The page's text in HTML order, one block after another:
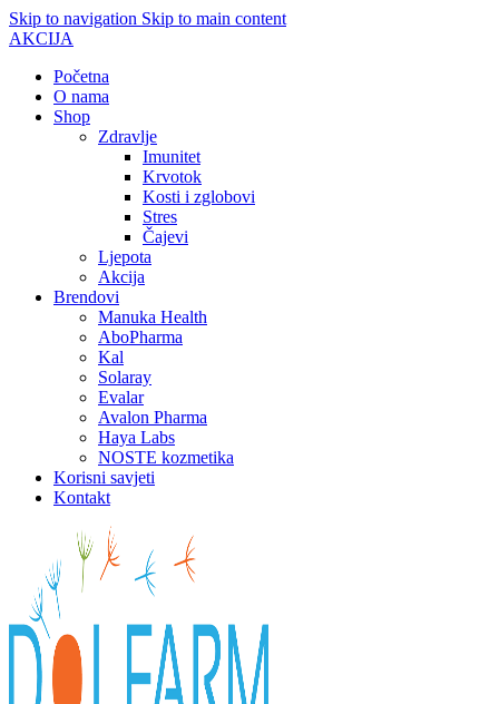
Skip to navigation Skip to main content
AKCIJA
Početna
O nama
Shop
Zdravlje
Imunitet
Krvotok
Kosti i zglobovi
Stres
Čajevi
Ljepota
Akcija
Brendovi
Manuka Health
AboPharma
Kal
Solaray
Evalar
Avalon Pharma
Haya Labs
NOSTE kozmetika
Korisni savjeti
Kontakt